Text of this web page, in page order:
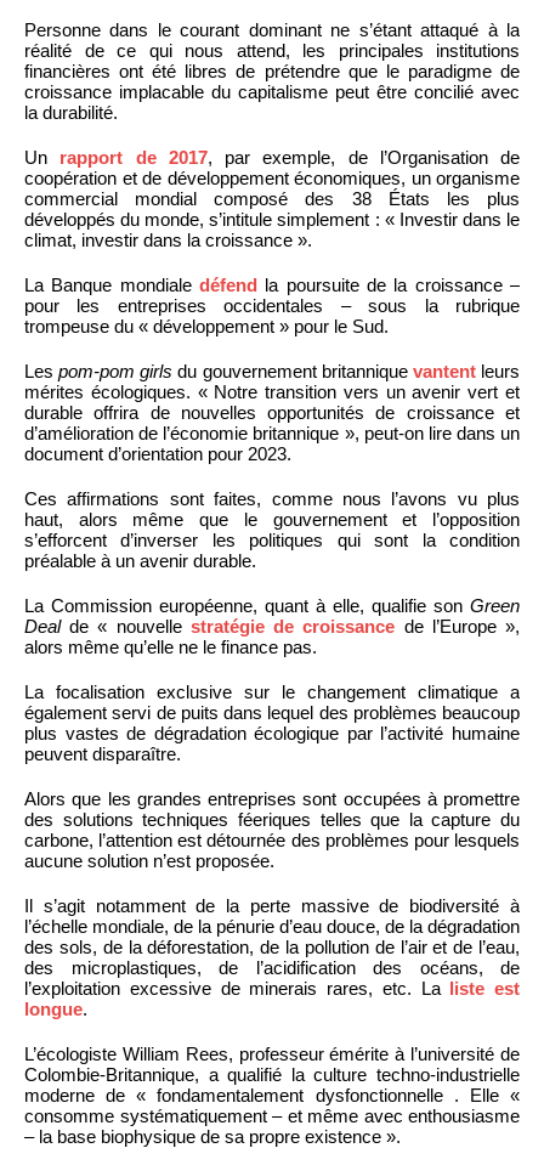
Personne dans le courant dominant ne s’étant attaqué à la
réalité de ce qui nous attend, les principales institutions
financières ont été libres de prétendre que le paradigme de
croissance implacable du capitalisme peut être concilié avec
la durabilité.
Un rapport de 2017, par exemple, de l’Organisation de
coopération et de développement économiques, un organisme
commercial mondial composé des 38 États les plus
développés du monde, s’intitule simplement : « Investir dans le
climat, investir dans la croissance ».
La Banque mondiale défend la poursuite de la croissance –
pour les entreprises occidentales – sous la rubrique
trompeuse du « développement » pour le Sud.
Lespom-pom girls du gouvernement britannique vantentleurs
mérites écologiques. « Notre transition vers un avenir vert et
durable offrira de nouvelles opportunités de croissance et
d’amélioration de l’économie britannique », peut-on lire dans un
document d’orientation pour 2023.
Ces affirmations sont faites, comme nous l’avons vu plus
haut, alors même que le gouvernement et l’opposition
s’efforcent d’inverser les politiques qui sont la condition
préalable à un avenir durable.
La Commission européenne, quant à elle, qualifie son Green
Dealde « nouvelle stratégie de croissance de l’Europe »,
alors même qu’elle ne le finance pas.
La focalisation exclusive sur le changement climatique a
également servi de puits dans lequel des problèmes beaucoup
plus vastes de dégradation écologique par l’activité humaine
peuvent disparaître.
Alors que les grandes entreprises sont occupées à promettre
des solutions techniques féeriques telles que la capture du
carbone, l’attention est détournée des problèmes pour lesquels
aucune solution n’est proposée.
Il s’agit notamment de la perte massive de biodiversité à
l’échelle mondiale, de la pénurie d’eau douce, de la dégradation
des sols, de la déforestation, de la pollution de l’air et de l’eau,
des microplastiques, de l’acidification des océans, de
l’exploitation excessive de minerais rares, etc. La liste est
longue.
L’écologiste William Rees, professeur émérite à l’université de
Colombie-Britannique, a qualifié la culture techno-industrielle
moderne de « fondamentalement dysfonctionnelle . Elle «
consomme systématiquement – et même avec enthousiasme
– la base biophysique de sa propre existence ».